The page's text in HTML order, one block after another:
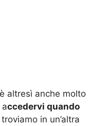
altresì anche molto
ccedervi quando
in un’altra